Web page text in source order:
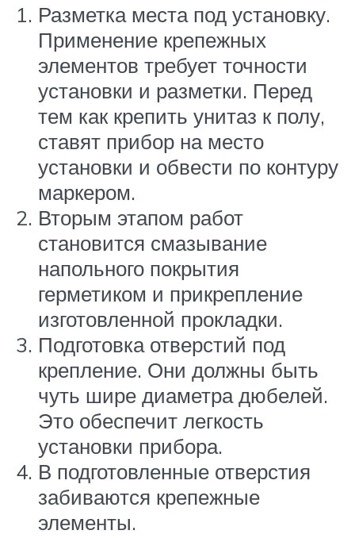
Разметка места под установку.
Применение крепежных
элементов требует точности
установки и разметки. Перед
тем как крепить унитаз к полу,
ставят прибор на место
установки и обвести по контуру
маркером.
Вторым этапом работ
становится смазывание
напольного покрытия
герметиком и прикрепление
изготовленной прокладки.
Подготовка отверстий под
крепление. Они должны быть
чуть шире диаметра дюбелей.
Это обеспечит легкость
установки прибора.
В подготовленные отверстия
забиваются крепежные
элементы.